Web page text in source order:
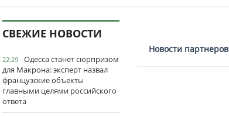
СВЕЖИЕ НОВОСТИ
22:29
Одесса станет сюрпризом
для Макрона: эксперт назвал
французские объекты
главными целями российского
ответа
Новости партнеров